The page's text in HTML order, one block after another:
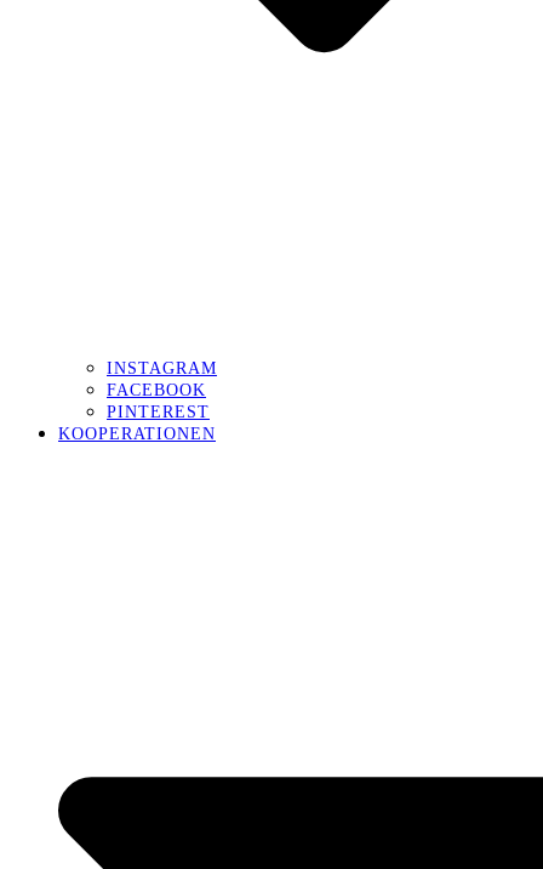
INSTAGRAM
FACEBOOK
PINTEREST
KOOPERATIONEN